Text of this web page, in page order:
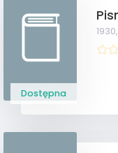
Dostępna
1930,